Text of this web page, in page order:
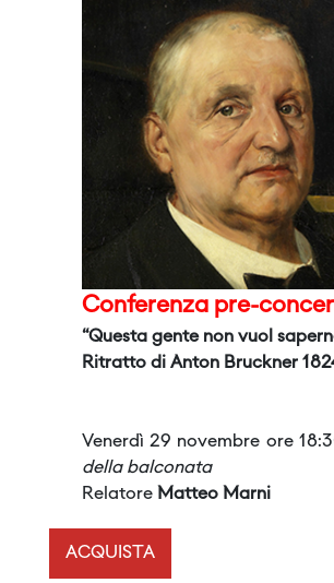
Conferenza pre-
“Questa gente non vuol
Ritratto di Anton Bruckner
Venerdì 29 novembre ore
della balconata
Relatore Matteo Marni
ACQUISTA